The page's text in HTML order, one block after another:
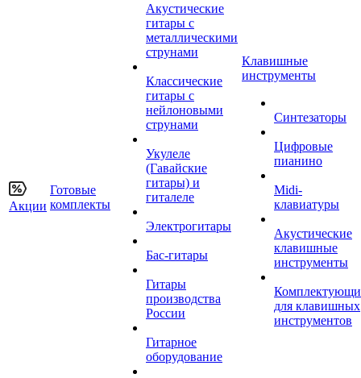
Акции
Готовые
комплекты
Акустические
гитары с
металлическими
струнами
Классические
гитары с
нейлоновыми
струнами
Укулеле
(Гавайские
гитары) и
гиталеле
Электрогитары
Бас-гитары
Гитары
производства
России
Гитарное
оборудование
Клавишные
инструменты
Синтезаторы
Цифровые
пианино
Midi-
клавиатуры
Акустические
клавишные
инструменты
для клавишных
инструментов